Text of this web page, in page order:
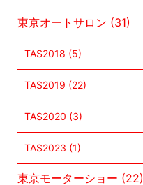
東京オートサロン (31)
TAS2018 (5)
TAS2019 (22)
TAS2020 (3)
TAS2023 (1)
東京モーターショー (22)